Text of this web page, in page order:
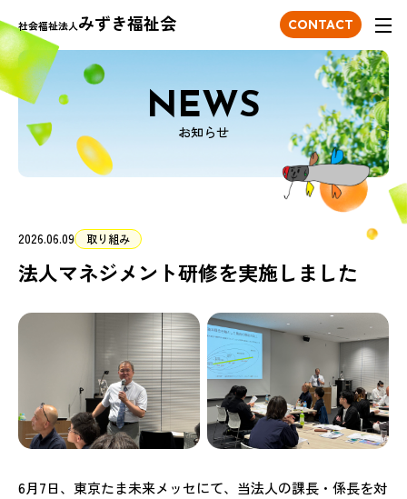
社会福祉法人みずき福祉会 CONTACT
NEWS
お知らせ
2026.06.09 取り組み
法人マネジメント研修を実施しました
6月7日、東京たま未来メッセにて、当法人の課長・係長を対